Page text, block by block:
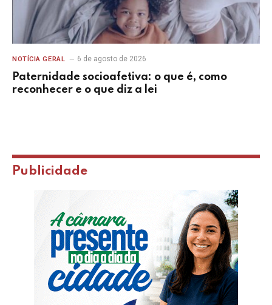
NOTÍCIA GERAL 6 de agosto de 2026
Paternidade socioafetiva: o que é, como
reconhecer e o que diz a lei
Publicidade